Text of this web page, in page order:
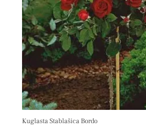
Kuglasta Stablašica Bordo